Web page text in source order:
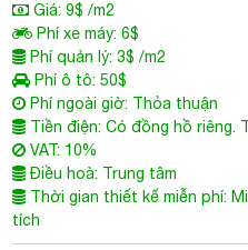
Giá: 9$ /m2
Phí xe máy: 6$
Phí quản lý: 3$ /m2
Phí ô tô: 50$
Phí ngoài giờ: Thỏa thuận
Tiền điện: Có đồng hồ riêng.
VAT: 10%
Điều hoà: Trung tâm
Thời gian thiết kế miễn phí:
tích